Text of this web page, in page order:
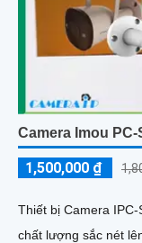
Camera Imou PC-
1,500,000 ₫
Thiết bị Camera
chất lượng sắc nét lên đến 3.0 MP.